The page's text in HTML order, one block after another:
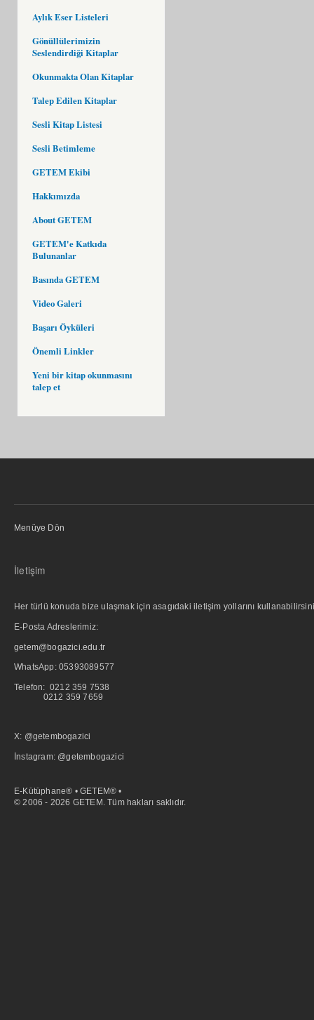
Aylık Eser Listeleri
Gönüllülerimizin
Seslendirdiği Kitaplar
Okunmakta Olan Kitaplar
Talep Edilen Kitaplar
Sesli Kitap Listesi
Sesli Betimleme
GETEM Ekibi
Hakkımızda
About GETEM
GETEM'e Katkıda
Bulunanlar
Basında GETEM
Video Galeri
Başarı Öyküleri
Önemli Linkler
Yeni bir kitap okunmasını
talep et
Menüye Dön
İletişim
Her türlü konuda bize ulaşmak için asagıdaki iletişim yollarını
E-Posta Adreslerimiz:
getem@bogazici.edu.tr
WhatsApp: 05393089577
Telefon: 0212 359 7538
0212 359 7659
X: @getembogazici
İnstagram: @getembogazici
E-Kütüphane® • GETEM® •
© 2006 - 2026 GETEM. Tüm hakları saklıdır.